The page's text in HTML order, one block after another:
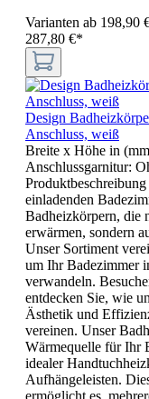
Varianten ab 198,90
287,80 €*
Design
Anschluss, weiß
Breite x Höhe in
Anschlussgarnitur:
einladenden
Badheizkörpern, die
erwärmen, sondern
Unser Sortiment
um Ihr Badezimmer
verwandeln.
entdecken Sie, wie
Ästhetik und
vereinen. Unser
Wärmequelle für Ihr
idealer
Aufhängeleisten.
ermöglicht es,